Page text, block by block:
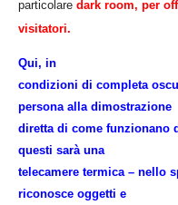
particolare dark room, per
visitatori.
Qui, in
condizioni di completa
persona alla dimostrazione
diretta di come funzionano
questi sarà una
telecamere termica – nello
riconosce oggetti e